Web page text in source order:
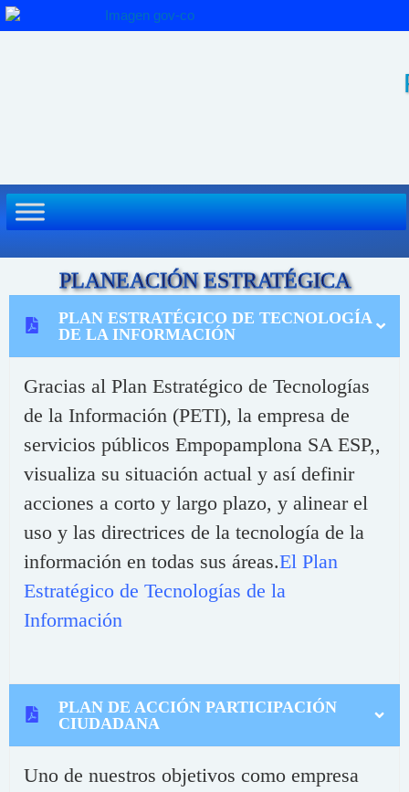
Ir
PLANEACIÓN ESTRATÉGICA
PLAN ESTRATÉGICO DE TECNOLOGÍA
DE LA INFORMACIÓN
Gracias al Plan Estratégico de Tecnologías
de la Información (PETI), la empresa de
servicios públicos Empopamplona SA ESP,,
visualiza su situación actual y así definir
acciones a corto y largo plazo, y alinear el
uso y las directrices de la tecnología de la
información en todas sus áreas.El Plan
Estratégico de Tecnologías de la
Información
PLAN DE ACCIÓN PARTICIPACIÓN
CIUDADANA
Uno de nuestros objetivos como empresa